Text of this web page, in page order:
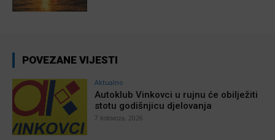
POVEZANE VIJESTI
Aktualno
Autoklub Vinkovci u rujnu će obilježiti
stotu godišnjicu djelovanja
7 kolovoza, 2026